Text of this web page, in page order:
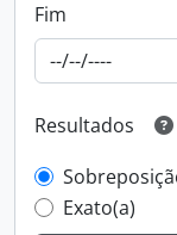
Fim
Resultados
Exato(a)